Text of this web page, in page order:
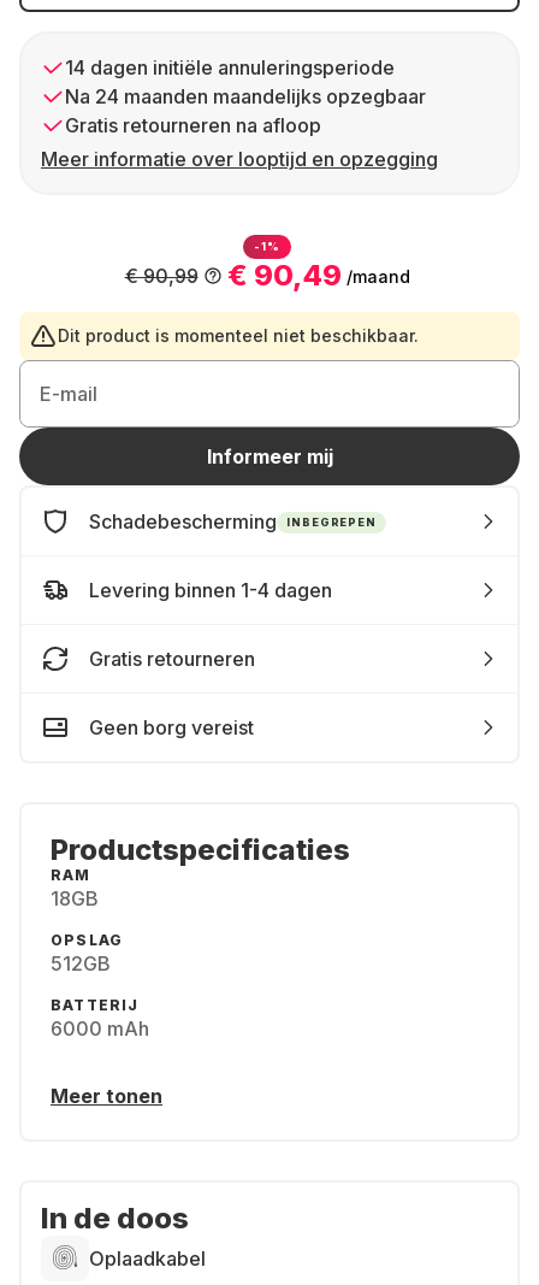
14 dagen initiële annuleringsperiode
Na 24 maanden maandelijks opzegbaar
Gratis retourneren na afloop
Meer informatie over looptijd en opzegging
-1%
€ 90,49 /maand
€ 90,99
Dit product is momenteel niet beschikbaar.
E-mail
Informeer mij
Schadebescherming INBEGREPEN
Levering binnen 1-4 dagen
Gratis retourneren
Geen borg vereist
Productspecificaties
RAM
18GB
OPSLAG
512GB
BATTERIJ
6000 mAh
Meer tonen
In de doos
Oplaadkabel